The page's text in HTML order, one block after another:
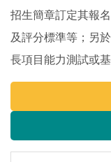
招生簡章訂定其報
及評分標準等；另
長項目能力測試或